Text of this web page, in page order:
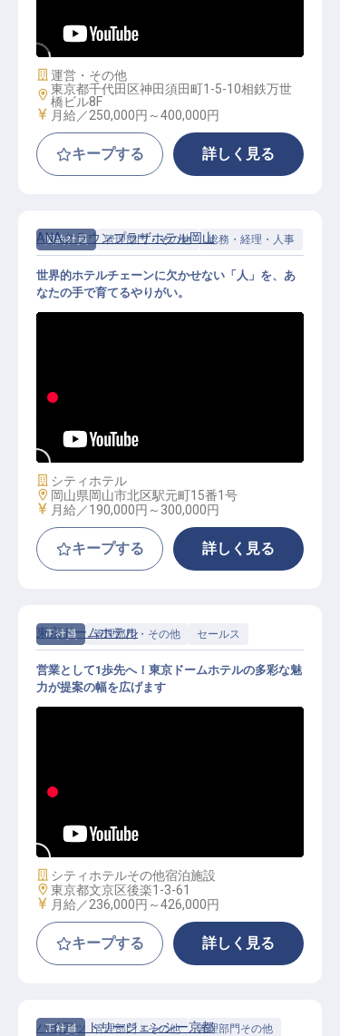
～／残業ほぼなし／土日休み
施設業態
運営・その他
勤務地
東京都千代田区神田須田町1-5-10相鉄万世
橋ビル8F
給与
月給／250,000円～400,000円
キープする 詳しく見る
契約社員 管理部門・その他 総務・経理・人事
人材開発スタッフ（正社員登用／公
ANAクラウンプラザホテル岡山
世界的ホテルチェーンに欠かせない「人」を、あ
なたの手で育てるやりがい。
施設業態
シティホテル
勤務地
岡山県岡山市北区駅元町15番1号
給与
月給／190,000円～ 300,000円
キープする 詳しく見る
正社員 管理部門・その他 セールス
連続休暇／2023年春リニューアル）
東京ドームホテル
営業として1歩先へ！東京ドームホテルの多彩な魅
力が提案の幅を広げます
施設業態
シティホテルその他宿泊施設
勤務地
東京都文京区後楽1-3-61
給与
月給／236,000円～426,000円
キープする 詳しく見る
正社員 管理部門・その他 管理部門その他
ハイアットリージェンシー京都